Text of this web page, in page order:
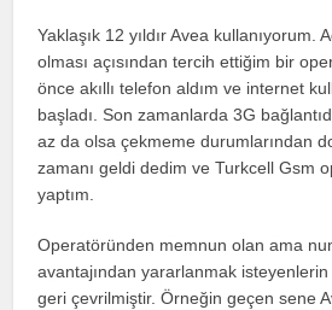
Yaklaşık 12 yıldır Avea kullanıyorum.
olması açısından tercih ettiğim bir
önce akıllı telefon aldım ve internet
başladı. Son zamanlarda 3G
az da olsa çekmeme durumlarından
zamanı geldi dedim ve Turkcell Gsm
yaptım.
Operatöründen memnun olan ama
avantajından yararlanmak
geri çevrilmiştir. Örneğin geçen sene